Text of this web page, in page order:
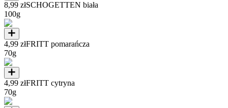
8,99 złSCHOGETTEN biała
100g
4,99 złFRITT pomarańcza
70g
4,99 złFRITT cytryna
70g